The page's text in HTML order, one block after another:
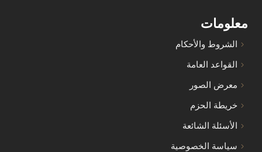
معلومات
الشروط والأحكام
القواعد العامة
معرض الصور
خريطة الحزم
الأسئلة الشائعة
سياسة الخصوصية